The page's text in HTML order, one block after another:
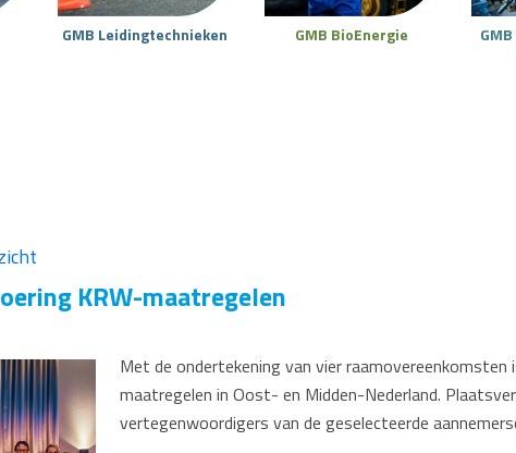
GMB Leidingtechnieken GMB BioEnergie
KRW-maatregelen
Met de ondertekening van vier
maatregelen in Oost- en Midden-Nederland.
vertegenwoordigers van de geselecteerde